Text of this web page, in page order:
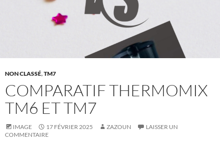
NON CLASSÉ,TM7
COMPARATIF THERMOMIX
TM6 ET TM7
IMAGE 17 FÉVRIER 2025 ZAZOUN
LAISSER UN
COMMENTAIRE